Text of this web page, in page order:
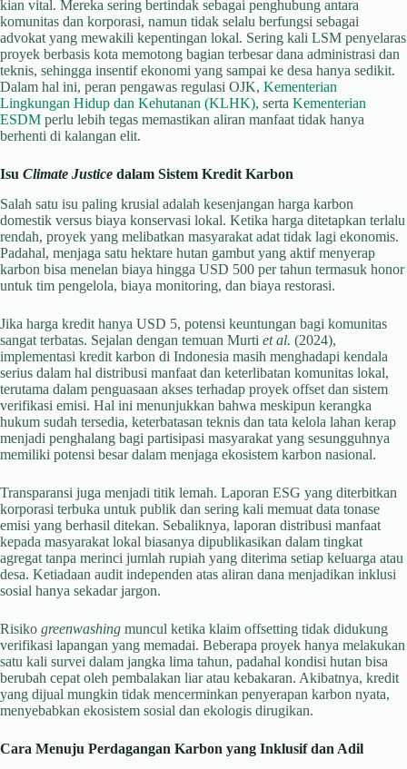
kian vital. Mereka sering bertindak sebagai penghubung antara
komunitas dan korporasi, namun tidak selalu berfungsi sebagai
advokat yang mewakili kepentingan lokal. Sering kali LSM penyelaras
proyek berbasis kota memotong bagian terbesar dana administrasi dan
teknis, sehingga insentif ekonomi yang sampai ke desa hanya sedikit.
Dalam hal ini, peran pengawas regulasi OJK, Kementerian
Lingkungan Hidup dan Kehutanan (KLHK), serta Kementerian
ESDM perlu lebih tegas memastikan aliran manfaat tidak hanya
berhenti di kalangan elit.
Isu Climate Justice dalam Sistem Kredit Karbon
Salah satu isu paling krusial adalah kesenjangan harga karbon
domestik versus biaya konservasi lokal. Ketika harga ditetapkan terlalu
rendah, proyek yang melibatkan masyarakat adat tidak lagi ekonomis.
Padahal, menjaga satu hektare hutan gambut yang aktif menyerap
karbon bisa menelan biaya hingga USD 500 per tahun termasuk honor
untuk tim pengelola, biaya monitoring, dan biaya restorasi.
Jika harga kredit hanya USD 5, potensi keuntungan bagi komunitas
sangat terbatas. Sejalan dengan temuan Murti et al. (2024),
implementasi kredit karbon di Indonesia masih menghadapi kendala
serius dalam hal distribusi manfaat dan keterlibatan komunitas lokal,
terutama dalam penguasaan akses terhadap proyek offset dan sistem
verifikasi emisi. Hal ini menunjukkan bahwa meskipun kerangka
hukum sudah tersedia, keterbatasan teknis dan tata kelola lahan kerap
menjadi penghalang bagi partisipasi masyarakat yang sesungguhnya
memiliki potensi besar dalam menjaga ekosistem karbon nasional.
Transparansi juga menjadi titik lemah. Laporan ESG yang diterbitkan
korporasi terbuka untuk publik dan sering kali memuat data tonase
emisi yang berhasil ditekan. Sebaliknya, laporan distribusi manfaat
kepada masyarakat lokal biasanya dipublikasikan dalam tingkat
agregat tanpa merinci jumlah rupiah yang diterima setiap keluarga atau
desa. Ketiadaan audit independen atas aliran dana menjadikan inklusi
sosial hanya sekadar jargon.
Risiko greenwashing muncul ketika klaim offsetting tidak didukung
verifikasi lapangan yang memadai. Beberapa proyek hanya melakukan
satu kali survei dalam jangka lima tahun, padahal kondisi hutan bisa
berubah cepat oleh pembalakan liar atau kebakaran. Akibatnya, kredit
yang dijual mungkin tidak mencerminkan penyerapan karbon nyata,
menyebabkan ekosistem sosial dan ekologis dirugikan.
Cara Menuju Perdagangan Karbon yang Inklusif dan Adil